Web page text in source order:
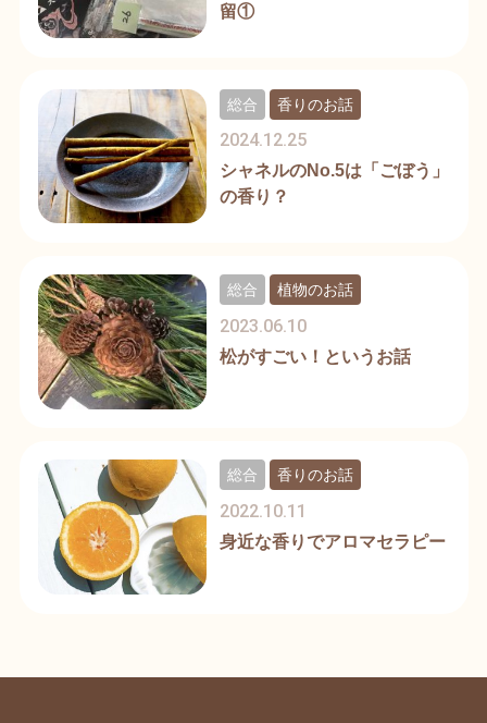
留①
シャネルのNo.5は「ごぼう」
の香り？
2024.12.25
総合 香りのお話
松がすごい！というお話
2023.06.10
総合 植物のお話
身近な香りでアロマセラピー
2022.10.11
総合 香りのお話